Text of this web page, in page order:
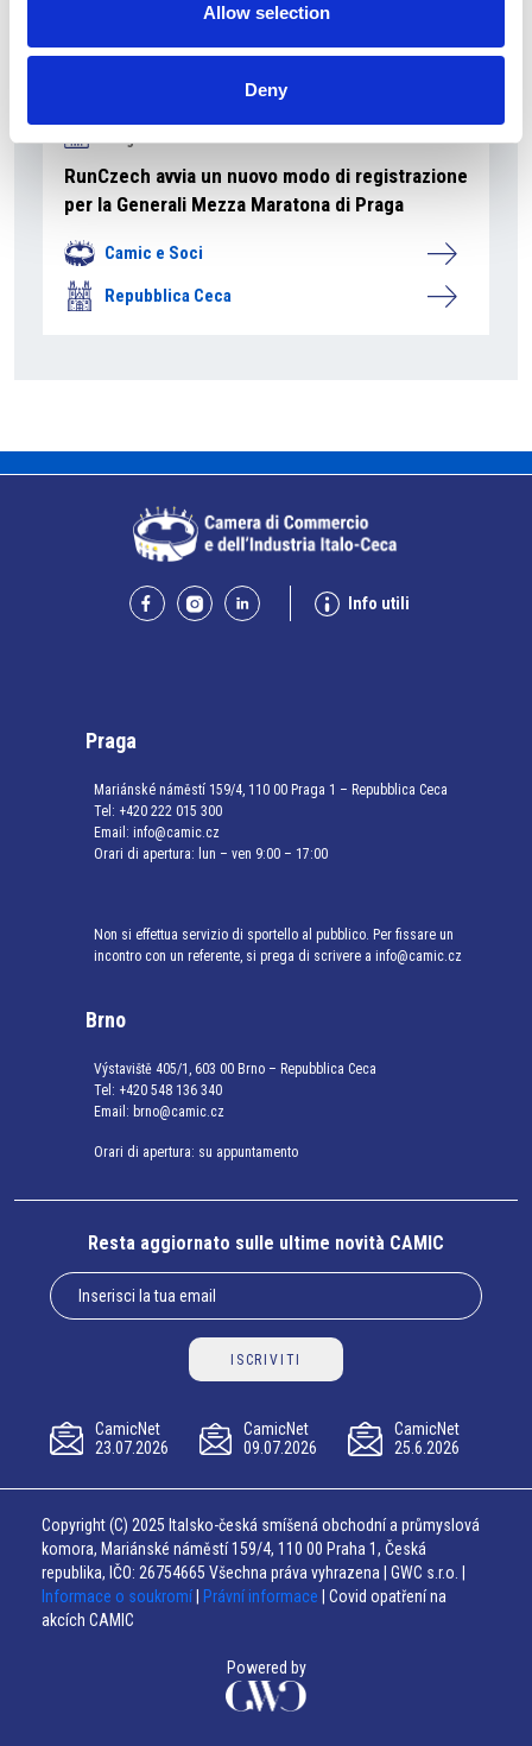
Allow selection
Deny
RunCzech avvia un nuovo modo di registrazione
per la Generali Mezza Maratona di Praga
Camic e Soci
Repubblica Ceca
Info utili
Praga
Mariánské náměstí 159/4, 110 00 Praga 1 – Repubblica Ceca
Tel: +420 222 015 300
Email: info@camic.cz
Orari di apertura: lun – ven 9:00 – 17:00
Non si effettua servizio di sportello al pubblico. Per fissare un
incontro con un referente, si prega di scrivere a info@camic.cz
Brno
Výstaviště 405/1, 603 00 Brno – Repubblica Ceca
Tel: +420 548 136 340
Email: brno@camic.cz
Orari di apertura: su appuntamento
Resta aggiornato sulle ultime novità CAMIC
ISCRIVITI
CamicNet
23.07.2026
CamicNet
09.07.2026
CamicNet
25.6.2026
Copyright (C) 2025 Italsko-česká smíšená obchodní a průmyslová
komora, Mariánské náměstí 159/4, 110 00 Praha 1, Česká
republika, IČO: 26754665 Všechna práva vyhrazena | GWC s.r.o. |
Informace o soukromí
Právní informace | Covid opatření na
akcích CAMIC
Powered by